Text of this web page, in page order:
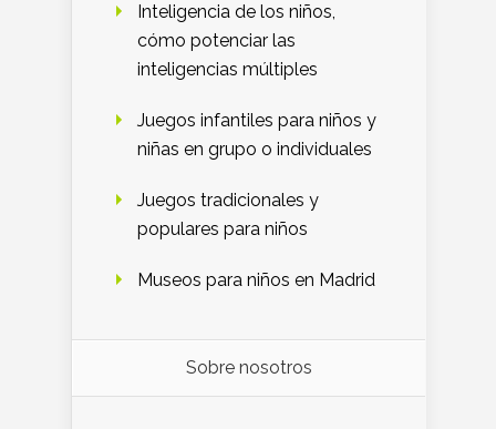
Inteligencia de los niños,
cómo potenciar las
inteligencias múltiples
Juegos infantiles para niños y
niñas en grupo o individuales
Juegos tradicionales y
populares para niños
Museos para niños en Madrid
Sobre nosotros